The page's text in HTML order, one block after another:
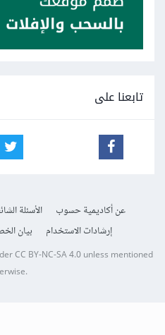
تابعنا على
عن أكاديمية حسوب الأسئلة
إرشادات الاستخدام
بيان
CC BY-NC-SA 4.0unless mentioned